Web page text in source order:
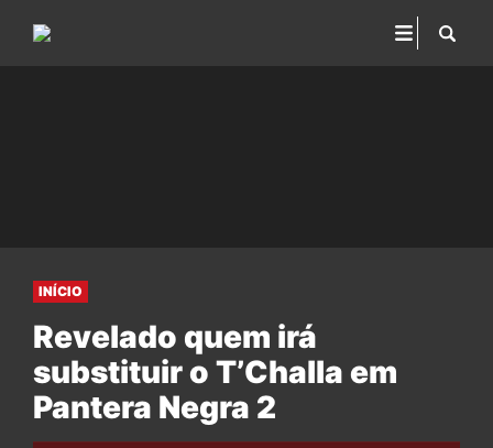
INÍCIO
Revelado quem irá
substituir o T’Challa em
Pantera Negra 2